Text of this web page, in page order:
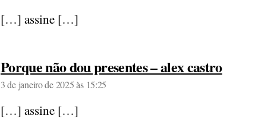
[…] assine […]
Porque não dou presentes – alex castrodiz:
3 de janeiro de 2025 às 15:25
[…] assine […]